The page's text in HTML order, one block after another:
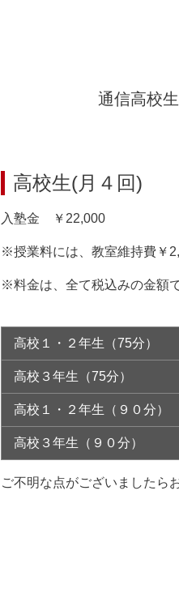
通信高校
高校生(月４回)
入塾金 ￥22,000
※授業料には、教室維持費￥
※料金は、全て税込みの金額で
高校１・２年生（75分）
高校３年生（75分）
高校１・２年生（９０分）
高校３年生（９０分）
ご不明な点がございましたら